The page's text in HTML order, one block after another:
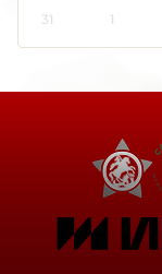
31 1